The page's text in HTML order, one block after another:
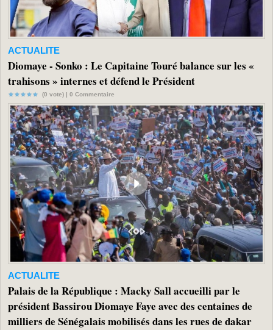
ACTUALITE
Diomaye - Sonko : Le Capitaine Touré balance sur les «
trahisons » internes et défend le Président
(0 vote) | 0 Commentaire
ACTUALITE
Palais de la République : Macky Sall accueilli par le
président Bassirou Diomaye Faye avec des centaines de
milliers de Sénégalais mobilisés dans les rues de dakar